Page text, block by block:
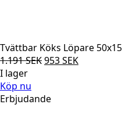
Tvättbar Köks Löpare
1.191SEKDet
var:
953SEKDet
I lager
Köp nu
Erbjudande